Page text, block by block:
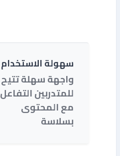
سهولة الاستخدام
واجهة سهلة تتيح
للمتدربين التفاعل
مع المحتوى
بسلاسة